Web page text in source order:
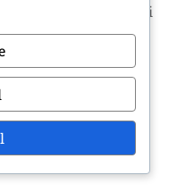
voi merkittävästi
varmistaa
välillä. Key